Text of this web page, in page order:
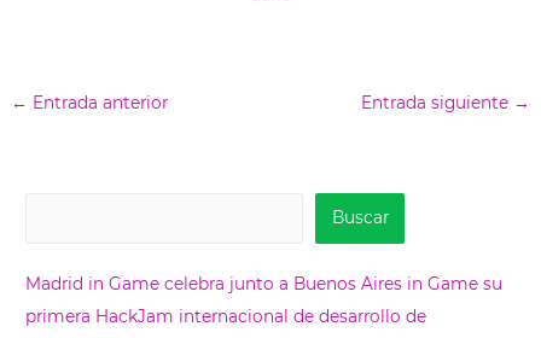
← Entrada anterior Entrada siguiente →
s
Buscar
Madrid in Game celebra junto a Buenos Aires in Game su
primera HackJam internacional de desarrollo de